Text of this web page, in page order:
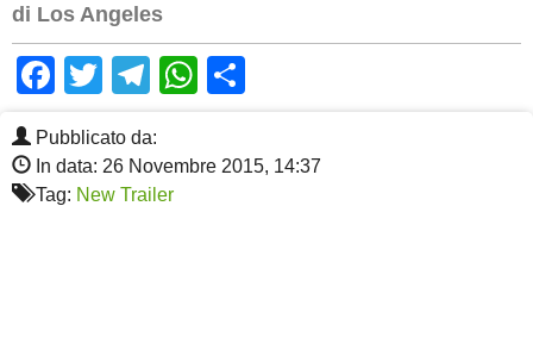
di Los Angeles
Facebook
TwitterTelegram
WhatsApp
Pubblicato da:
In data: 26 Novembre 2015, 14:37
Tag: New Trailer